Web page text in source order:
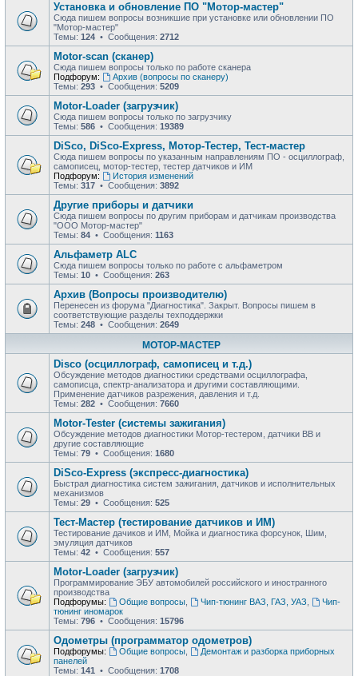
Установка и обновление ПО "Мотор-мастер"
Сюда пишем вопросы возникшие при установке или обновлении ПО
"Мотор-мастер"
Темы: 124 • Сообщения: 2712
Motor-scan (сканер)
Сюда пишем вопросы только по работе сканера
Подфорум:
Архив (вопросы по сканеру)
Темы: 293 • Сообщения: 5209
Motor-Loader (загрузчик)
Сюда пишем вопросы только по загрузчику
Темы: 586 • Сообщения: 19389
DiSco, DiSco-Express, Мотор-Тестер, Тест-мастер
Сюда пишем вопросы по указанным направлениям ПО - осциллограф,
самописец, мотор-тестер, тестер датчиков и ИМ
Подфорум:
История изменений
Темы: 317 • Сообщения: 3892
Другие приборы и датчики
Сюда пишем вопросы по другим приборам и датчикам производства
"ООО Мотор-мастер"
Темы: 84 • Сообщения: 1163
Альфаметр ALC
Сюда пишем вопросы только по работе с альфаметром
Темы: 10 • Сообщения: 263
Архив (Вопросы производителю)
Перенесен из форума "Диагностика". Закрыт. Вопросы пишем в
соответствующие разделы техподдержки
Темы: 248 • Сообщения: 2649
МОТОР-МАСТЕР
Disco (осциллограф, самописец и т.д.)
Обсуждение методов диагностики средствами осциллографа,
самописца, спектр-анализатора и другими составляющими.
Применение датчиков разрежения, давления и т.д.
Темы: 282 • Сообщения: 7660
Motor-Tester (системы зажигания)
Обсуждение методов диагностики Мотор-тестером, датчики ВВ и
другие составляющие
Темы: 79 • Сообщения: 1680
DiSco-Express (экспресс-диагностика)
Быстрая диагностика систем зажигания, датчиков и исполнительных
механизмов
Темы: 29 • Сообщения: 525
Тест-Мастер (тестирование датчиков и ИМ)
Тестирование дачиков и ИМ, Мойка и диагностика форсунок, Шим,
эмуляция датчиков
Темы: 42 • Сообщения: 557
Motor-Loader (загрузчик)
Программирование ЭБУ автомобилей российского и иностранного
производства
Подфорумы:
Общие вопросы, Чип-тюнинг ВАЗ, ГАЗ, УАЗ
Чип-
тюнинг иномарок
Темы: 796 • Сообщения: 15796
Одометры (программатор одометров)
Подфорумы: Общие вопросы,
Демонтаж и разборка приборных
панелей
Темы: 141 • Сообщения: 1708